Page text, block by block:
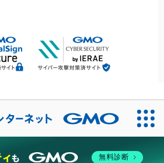
無料診断